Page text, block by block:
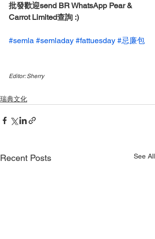
批發歡迎send BR WhatsApp Pear &
Carrot Limited查詢 :)
#semla #semladay #fattuesday #忌廉包
Editor: Sherry
瑞典文化
Recent Posts See All